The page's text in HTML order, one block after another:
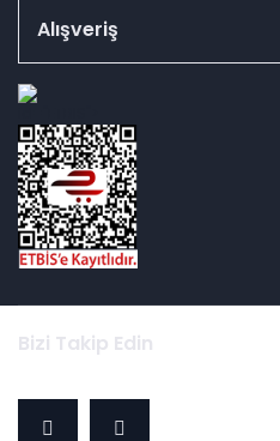
Alışveriş
Bizi Takip Edin